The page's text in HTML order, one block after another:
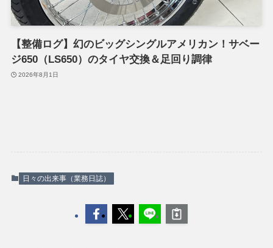
【整備ログ】幻のビッグシングルアメリカン！サベー
ジ650（LS650）のタイヤ交換＆足回り調律
2026年8月1日
日々の出来事（業務日誌）